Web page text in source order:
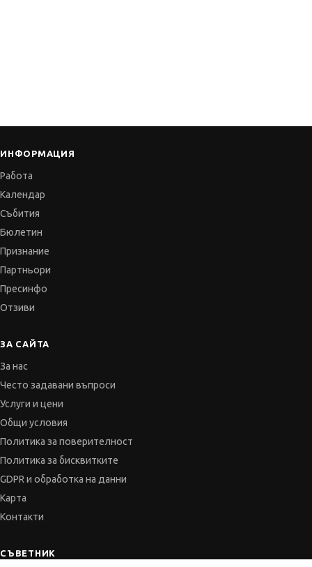
ИНФОРМАЦИЯ
Работа
Календар
Събития
Бюлетин
Признание
Партньори
Пресинфо
Отзиви
ЗА САЙТА
За нас
Често задавани въпроси
Услуги и цени
Общи условия
Политика за поверителност
Политика за бисквитките
GDPR и обработка на данни
Карта
Контакти
СЪВЕТНИК